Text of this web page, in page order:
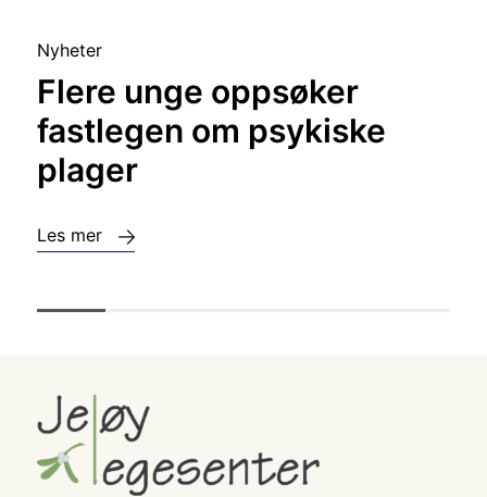
Nyheter
Flere unge oppsøker
fastlegen om psykiske
plager
Les mer